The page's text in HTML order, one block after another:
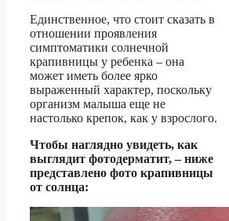
Единственное, что стоит сказать в
отношении проявления
симптоматики солнечной
крапивницы у ребенка – она
может иметь более ярко
выраженный характер, поскольку
организм малыша еще не
настолько крепок, как у взрослого.
Чтобы наглядно увидеть, как
выглядит фотодерматит, – ниже
представлено фото крапивницы
от солнца: